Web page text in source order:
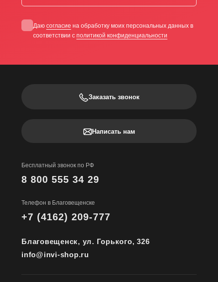
Даю согласие на обработку моих персональных данных в
соответствии с политикой конфиденциальности
Заказать звонок
Написать нам
Бесплатный звонок по РФ
8 800 555 34 29
Телефон в Благовещенске
+7 (4162) 209-777
Благовещенск, ул. Горького, 326
info@invi-shop.ru